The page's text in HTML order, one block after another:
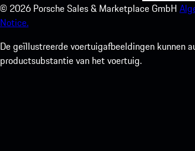
© 2026 Porsche Sales & Marketplace GmbH
Notice.
De geïllustreerde voertuigafbeeldingen
productsubstantie van het voertuig.